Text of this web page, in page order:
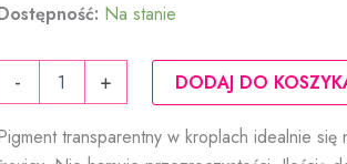
Na stanie
-
Pigment
+ DODAJ DO
transparentny w kroplach idealnie